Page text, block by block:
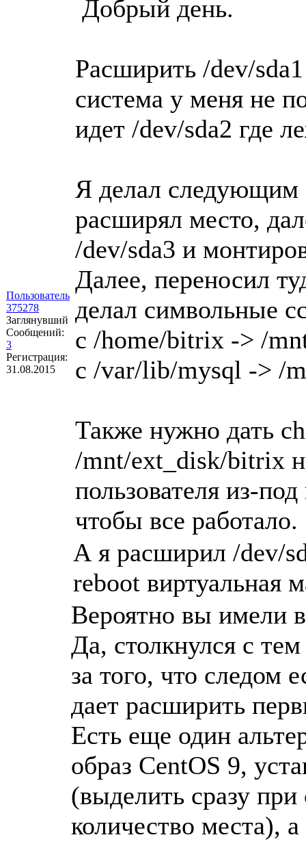
Пользователь
375278
Заглянувший
Сообщений:
3
Регистрация:
31.08.2015
Добрый день.
Расширить /dev/
система у меня не
идет /dev/sda2 где
Я делал
расширял место,
/dev/sda3 и
Далее, переносил
делал символьные
с /home/bitrix -> /
c /var/lib/mysql -> /
Также нужно дать
/mnt/ext_disk/bitrix
пользователя из-
чтобы все работало.
А я расширил /dev/
reboot виртуальная
Вероятно вы имели
Да, столкнулся с
за того, что следом
дает расширить
Есть еще один
образ CentOS 9,
(выделить сразу
количество места),